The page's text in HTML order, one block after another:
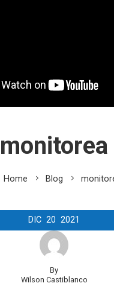
monitorea
Home Blog
DIC 20 2021
By
Wilson Castiblanco